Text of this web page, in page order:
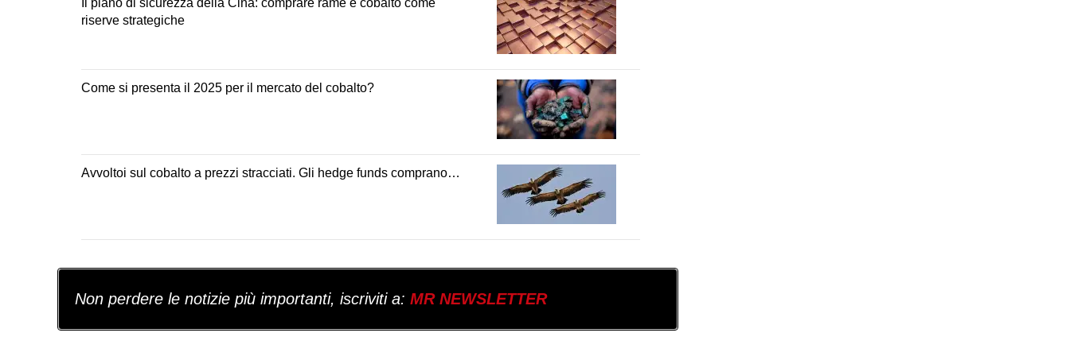
riserve strategiche
Come si presenta il 2025 per il mercato del cobalto?
Avvoltoi sul cobalto a prezzi stracciati. Gli hedge funds comprano…
Non perdere le notizie più importanti, iscriviti a: MR NEWSLETTER